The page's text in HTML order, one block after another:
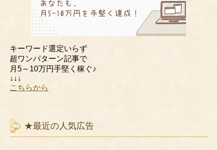
キーワード選定いらず
超ワンパターン記事で
月5～10万円手堅く稼ぐ♪
↓↓↓
こちらから
★最近の人気広告